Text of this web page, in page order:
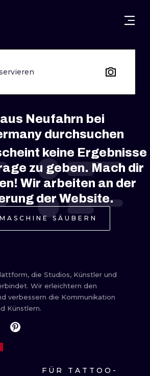
WARSCHAU
LONDON
EDINBURGH
AMSTERDAM
WIEN
BUDAPEST
STYLES
UNTERTITEL
NEW
SURREAL
TRIBAL
JAPANISCH
CARTOONS
ILLUSTRATIV
Neufahrn bei
durchsuchen
keine Ergebnisse
zu geben. Mach dir
Wir arbeiten an der
der Website.
SÄUBERN
die Studios, Künstler und
Wir erleichtern den
verbessern die Kommunikation
Künstlern.
FÜR TATTOO-